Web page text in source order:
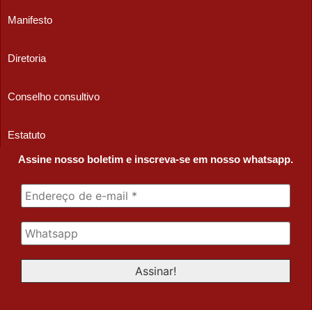
Manifesto
Diretoria
Conselho consultivo
Estatuto
Assine nosso boletim e inscreva-se em nosso whatsapp.